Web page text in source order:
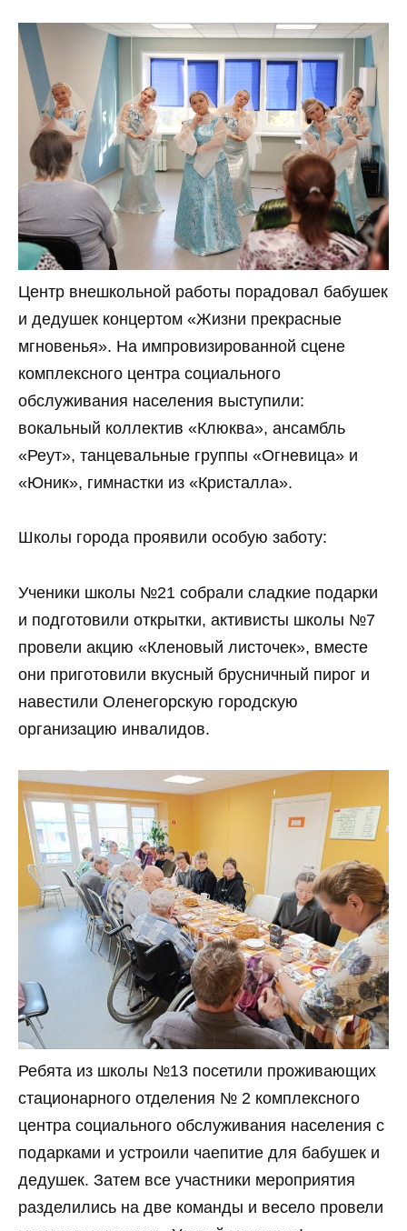
Центр внешкольной работы порадовал бабушек
и дедушек концертом «Жизни прекрасные
мгновенья». На импровизированной сцене
комплексного центра социального
обслуживания населения выступили:
вокальный коллектив «Клюква», ансамбль
«Реут», танцевальные группы «Огневица» и
«Юник», гимнастки из «Кристалла».
Школы города проявили особую заботу:
Ученики школы №21 собрали сладкие подарки
и подготовили открытки, активисты школы №7
провели акцию «Кленовый листочек», вместе
они приготовили вкусный брусничный пирог и
навестили Оленегорскую городскую
организацию инвалидов.
Ребята из школы №13 посетили проживающих
стационарного отделения № 2 комплексного
центра социального обслуживания населения с
подарками и устроили чаепитие для бабушек и
дедушек. Затем все участники мероприятия
разделились на две команды и весело провели